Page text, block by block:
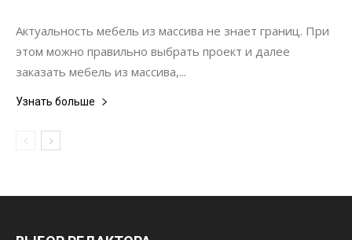
Актуальность мебель из массива не знает границ. При
этом можно правильно выбрать проект и далее
заказать мебель из массива,...
Узнать больше